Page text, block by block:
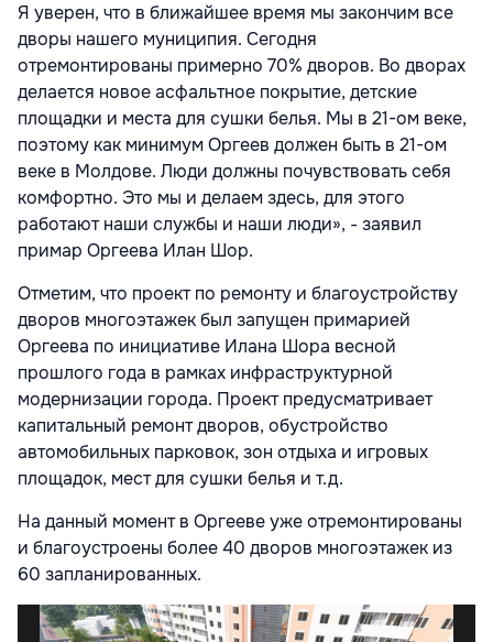
Я уверен, что в ближайшее время мы закончим все
дворы нашего муниципия. Сегодня
отремонтированы примерно 70% дворов. Во дворах
делается новое асфальтное покрытие, детские
площадки и места для сушки белья. Мы в 21-ом веке,
поэтому как минимум Оргеев должен быть в 21-ом
веке в Молдове. Люди должны почувствовать себя
комфортно. Это мы и делаем здесь, для этого
работают наши службы и наши люди», - заявил
примар Оргеева Илан Шор.
Отметим, что проект по ремонту и благоустройству
дворов многоэтажек был запущен примарией
Оргеева по инициативе Илана Шора весной
прошлого года в рамках инфраструктурной
модернизации города. Проект предусматривает
капитальный ремонт дворов, обустройство
автомобильных парковок, зон отдыха и игровых
площадок, мест для сушки белья и т.д.
На данный момент в Оргееве уже отремонтированы
и благоустроены более 40 дворов многоэтажек из
60 запланированных.